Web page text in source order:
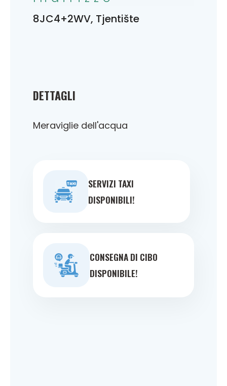
DETTAGLI
Meraviglie dell'acqua
SERVIZI TAXI
DISPONIBILI!
CONSEGNA DI CIBO
DISPONIBILE!
8JC4+2WV, Tjentište